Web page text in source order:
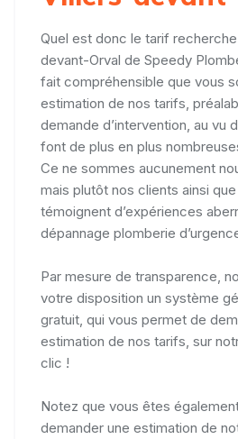
Quel est donc le tarif
devant-Orval de Speedy
fait compréhensible que vous
estimation de nos tarifs,
demande d’intervention, au vu
font de plus en plus
Ce ne sommes aucunement
mais plutôt nos clients ainsi
témoignent d’expériences
dépannage plomberie
Par mesure de transparence,
votre disposition un système
gratuit, qui vous permet de
estimation de nos tarifs, sur
clic !
Notez que vous êtes
demander une estimation de